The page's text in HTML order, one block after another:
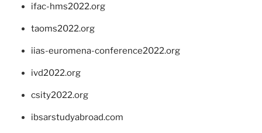
ifac-hms2022.org
taoms2022.org
iias-euromena-conference2022.org
ivd2022.org
csity2022.org
ibsarstudyabroad.com